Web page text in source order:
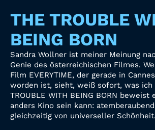
THE TROUBLE
BEING BORN
Sandra Wollner ist meiner Meinung
Genie des österreichischen Filmes.
Film EVERYTIME, der gerade in
worden ist, sieht, weiß sofort, was ich
TROUBLE WITH BEING BORN
anders Kino sein kann:
gleichzeitig von universeller